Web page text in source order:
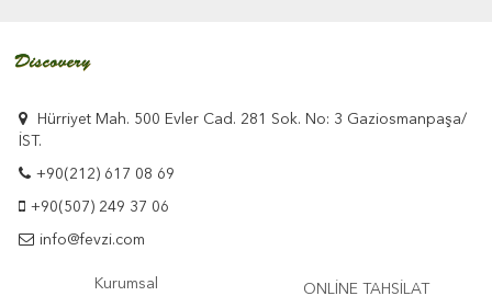
Hürriyet Mah. 500 Evler Cad. 281 Sok. No: 3 Gaziosmanpaşa/
İST.
+90(212) 617 08 69
+90(507) 249 37 06
info@fevzi.com
Kurumsal ONLİNE TAHSİLAT